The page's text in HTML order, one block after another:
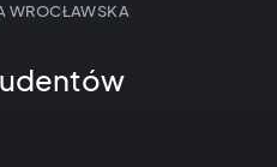
WROCŁAWSKA